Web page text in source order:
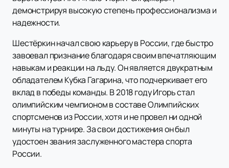
демонстрируя высокую степень профессионализма и
надежности.
Шестёркин начал свою карьеру в России, где быстро
завоевал признание благодаря своим впечатляющим
навыкам и реакции на льду. Он является двукратным
обладателем Кубка Гагарина, что подчеркивает его
вклад в победы команды. В 2018 году Игорь стал
олимпийским чемпионом в составе Олимпийских
спортсменов из России, хотя и не провел ни одной
минуты на турнире. За свои достижения он был
удостоен звания заслуженного мастера спорта
России.